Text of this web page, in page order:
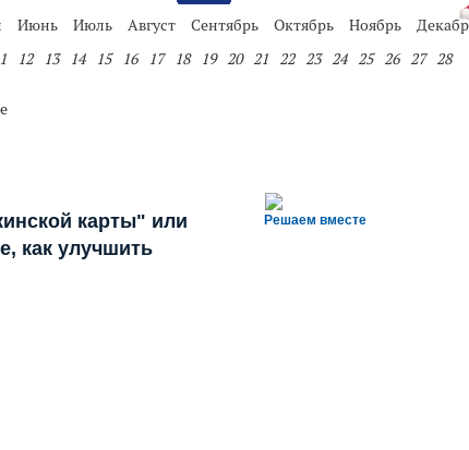
Июнь Июль Август Сентябрь Октябрь Ноябрь
12 13 14 15 16 17 18 19 20 21 22 23 24 25 26 27 28
Решаем вместе
карты" или
как улучшить